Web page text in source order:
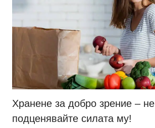
Хранене за добро зрение – не
подценявайте силата му!